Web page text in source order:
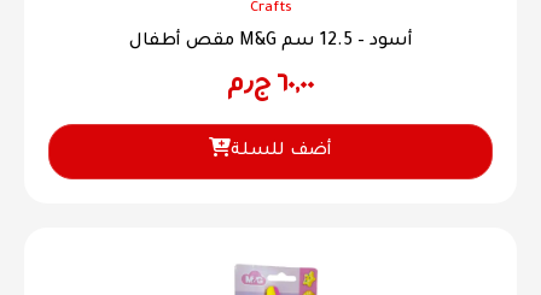
Crafts
مقص أطفال M&G أسود – 12.5 سم
٦٠,٠٠ ج٫م
أضف للسلة